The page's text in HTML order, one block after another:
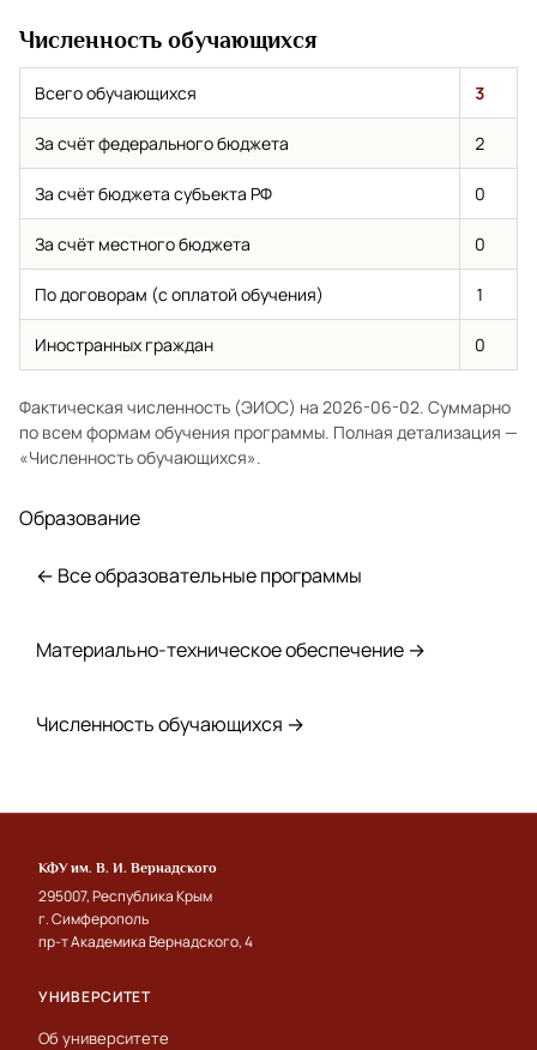
Численность обучающихся
Всего обучающихся 3
За счёт федерального бюджета 2
За счёт бюджета субъекта РФ 0
За счёт местного бюджета 0
По договорам (с оплатой обучения) 1
Иностранных граждан 0
Фактическая численность (ЭИОС) на 2026-06-02. Суммарно
по всем формам обучения программы. Полная детализация —
«Численность обучающихся».
Образование
← Все образовательные программы
Материально-техническое обеспечение →
Численность обучающихся →
КФУ им. В. И. Вернадского
295007, Республика Крым
г. Симферополь
пр-т Академика Вернадского, 4
УНИВЕРСИТЕТ
Об университете